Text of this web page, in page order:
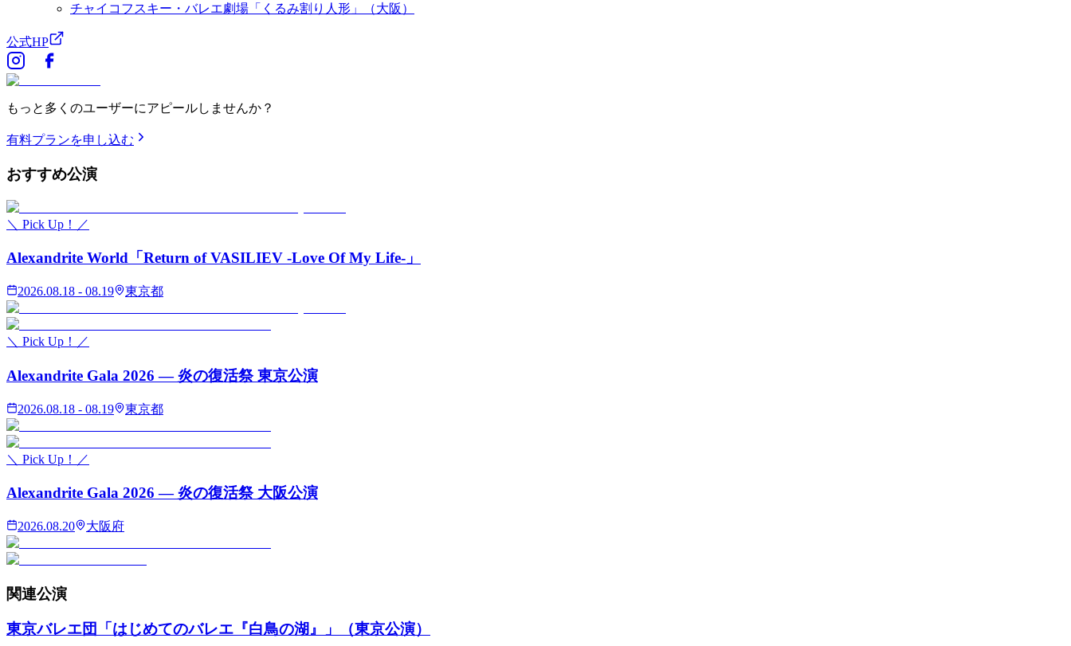
チャイコフスキー・バレエ劇場「くるみ割り人形」（大阪）
公式HP
もっと多くのユーザーにアピールしませんか？
有料プランを申し込む
おすすめ公演
＼ Pick Up！／
Alexandrite World「Return of VASILIEV -Love Of My Life-」
2026.08.18 - 08.19 東京都
＼ Pick Up！／
Alexandrite Gala 2026 — 炎の復活祭 東京公演
2026.08.18 - 08.19 東京都
＼ Pick Up！／
Alexandrite Gala 2026 — 炎の復活祭 大阪公演
2026.08.20 大阪府
関連公演
東京バレエ団「はじめてのバレエ『白鳥の湖』」（東京公演）